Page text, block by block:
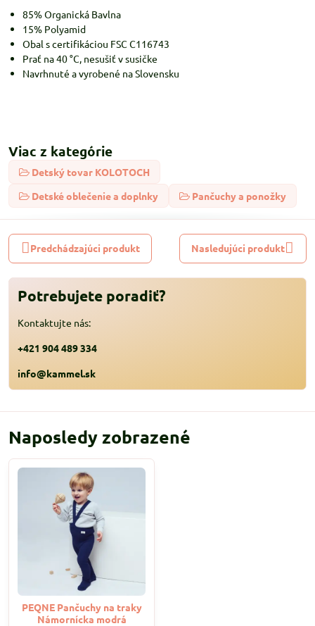
85% Organická Bavlna
15% Polyamid
Obal s certifikáciou FSC C116743
Prať na 40 °C, nesušiť v susičke
Navrhnuté a vyrobené na Slovensku
Viac z kategórie
Detský tovar KOLOTOCH
Detské oblečenie a doplnky
Pančuchy a ponožky
Predchádzajúci produkt Nasledujúci produkt
Potrebujete poradiť?
Kontaktujte nás:
+421 904 489 334
info@kammel.sk
Naposledy zobrazené
PEQNE Pančuchy na traky
Námornícka modrá